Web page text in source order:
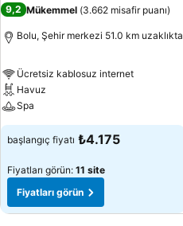
9,2 Mükemmel (3.662 misafir puanı)
Bolu, Şehir merkezi 51.0 km uzaklıkta
Ücretsiz kablosuz internet
Havuz
Spa
başlangıç fiyatı ₺4.175
Fiyatları görün: 11 site
Fiyatları görün